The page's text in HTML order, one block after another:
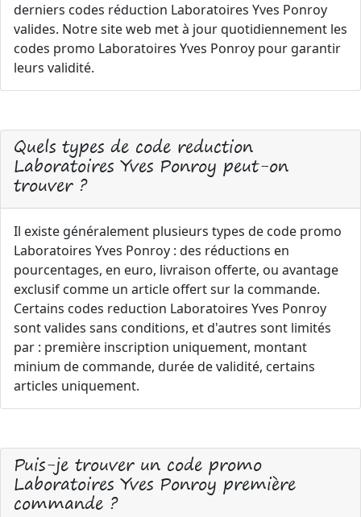
derniers codes réduction Laboratoires Yves Ponroy
valides. Notre site web met à jour quotidiennement les
codes promo Laboratoires Yves Ponroy pour garantir
leurs validité.
Quels types de code reduction
Laboratoires Yves Ponroy peut-on
trouver ?
Il existe généralement plusieurs types de code promo
Laboratoires Yves Ponroy : des réductions en
pourcentages, en euro, livraison offerte, ou avantage
exclusif comme un article offert sur la commande.
Certains codes reduction Laboratoires Yves Ponroy
sont valides sans conditions, et d'autres sont limités
par : première inscription uniquement, montant
minium de commande, durée de validité, certains
articles uniquement.
Puis-je trouver un code promo
Laboratoires Yves Ponroy première
commande ?